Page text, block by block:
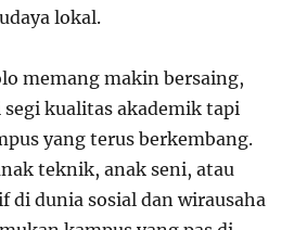
lokal.
memang makin bersaing,
segi kualitas akademik tapi
yang terus berkembang.
teknik, anak seni, atau
di dunia sosial dan wirausaha